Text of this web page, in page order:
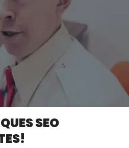
SEO